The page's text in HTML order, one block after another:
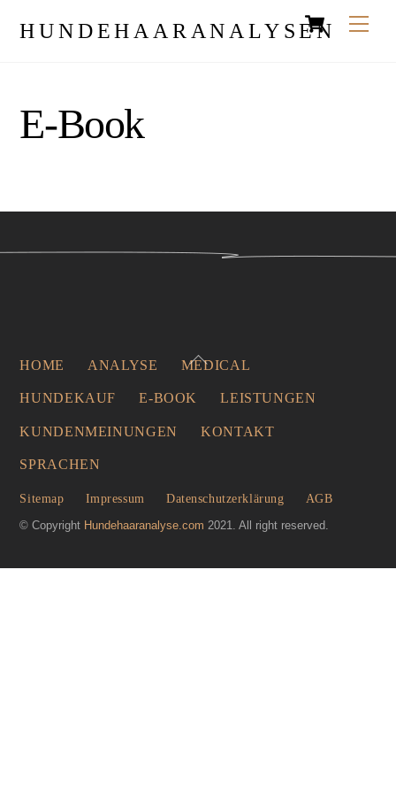
Cart
HUNDEHAARANALYSEN
E-Book
Back
HOME ANALYSE MEDICAL
HUNDEKAUF E-BOOK LEISTUNGEN
KUNDENMEINUNGEN KONTAKT
SPRACHEN
Sitemap Impressum Datenschutzerklärung AGB
© Copyright Hundehaaranalyse.com 2021. All right reserved.